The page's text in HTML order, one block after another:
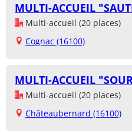
MULTI-ACCUEIL
Multi-accueil (20 places)
Cognac (16100)
MULTI-ACCUEIL
Multi-accueil (20 places)
Châteaubernard (16100)